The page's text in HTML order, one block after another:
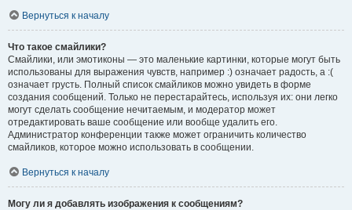
Вернуться к началу
Что такое смайлики?
Смайлики, или эмотиконы — это маленькие картинки, которые могут быть
использованы для выражения чувств, например :) означает радость, а :(
означает грусть. Полный список смайликов можно увидеть в форме
создания сообщений. Только не перестарайтесь, используя их: они легко
могут сделать сообщение нечитаемым, и модератор может
отредактировать ваше сообщение или вообще удалить его.
Администратор конференции также может ограничить количество
смайликов, которое можно использовать в сообщении.
Вернуться к началу
Могу ли я добавлять изображения к сообщениям?